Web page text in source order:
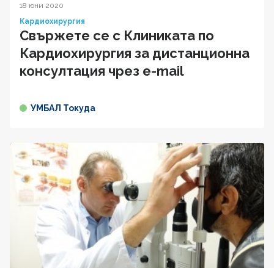
18 юни 2020
Кардиохирургия
Свържете се с Клиниката по
Кардиохирургия за дистанционна
консултация чрез e-mail
УМБАЛ Токуда